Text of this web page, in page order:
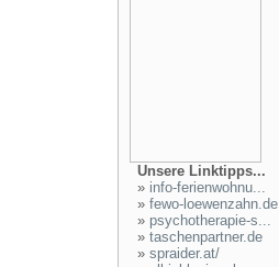
Unsere Linktipps...
» info-ferienwohnu...
» fewo-loewenzahn.de
» psychotherapie-s...
» taschenpartner.de
» spraider.at/